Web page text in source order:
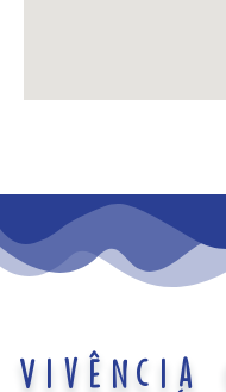
Vivência